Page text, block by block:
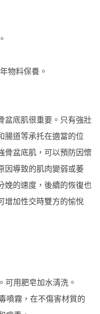
年物料保養。
盆底肌很重要。只有強壯
腸道等承托在適當的位
骨盆底肌，可以預防因懷
因導致的肌肉變弱或萎
娩的速度，後續的恢復也
增加性交時雙方的愉悅
可用肥皂加水清洗。
噴霧，在不傷害材質的